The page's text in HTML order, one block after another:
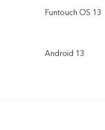
Funtouch OS 13
Android 13